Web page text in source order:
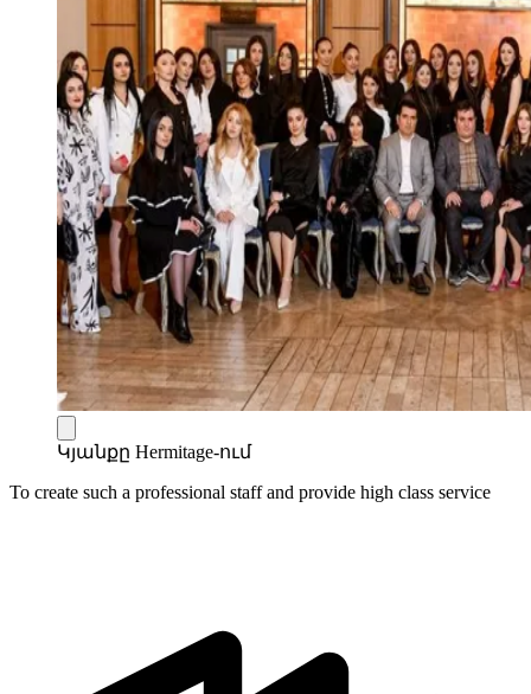
Կյանքը Hermitage-ում
To create such a professional staff and provide high class service